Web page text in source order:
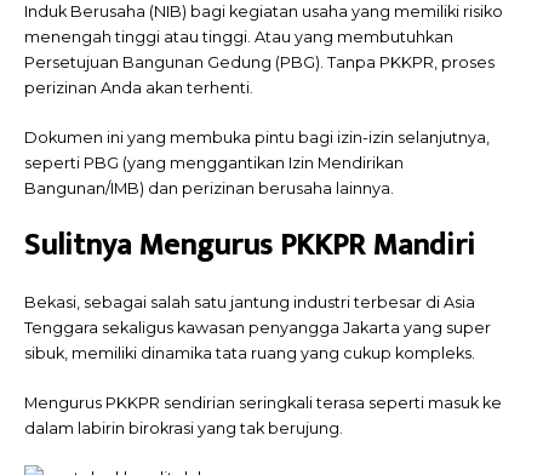
Induk Berusaha (NIB) bagi kegiatan usaha yang memiliki risiko
menengah tinggi atau tinggi. Atau yang membutuhkan
Persetujuan Bangunan Gedung (PBG). Tanpa PKKPR, proses
perizinan Anda akan terhenti.
Dokumen ini yang membuka pintu bagi izin-izin selanjutnya,
seperti PBG (yang menggantikan Izin Mendirikan
Bangunan/IMB) dan perizinan berusaha lainnya.
Sulitnya Mengurus PKKPR Mandiri
Bekasi, sebagai salah satu jantung industri terbesar di Asia
Tenggara sekaligus kawasan penyangga Jakarta yang super
sibuk, memiliki dinamika tata ruang yang cukup kompleks.
Mengurus PKKPR sendirian seringkali terasa seperti masuk ke
dalam labirin birokrasi yang tak berujung.